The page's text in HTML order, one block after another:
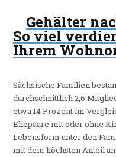
Gehälter
So viel
Ihrem
Sächsische Familien
durchschnittlich 2,6
etwa 14 Prozent im
Ehepaare mit oder ohne
Lebensform unter den
mit dem höchsten Anteil